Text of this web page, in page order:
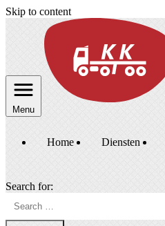
Skip to content
Menu
Home Diensten
Search for: